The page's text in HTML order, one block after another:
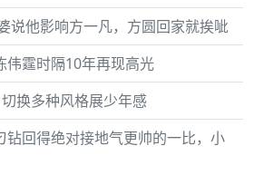
说他影响方一凡，方圆回家就挨呲
伟霆时隔10年再现高光
换多种风格展少年感
钻回得绝对接地气更帅的一比，小